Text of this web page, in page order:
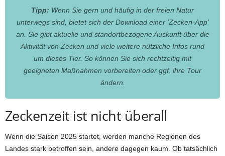
Tipp: Wenn Sie gern und häufig in der freien Natur
unterwegs sind, bietet sich der Download einer 'Zecken-App'
an. Sie gibt aktuelle und standortbezogene Auskunft über die
Aktivität von Zecken und viele weitere nützliche Infos rund
um dieses Tier. So können Sie sich rechtzeitig mit
geeigneten Maßnahmen vorbereiten oder ggf. ihre Tour
ändern.
Zeckenzeit ist nicht überall
Wenn die Saison 2025 startet, werden manche Regionen des
Landes stark betroffen sein, andere dagegen kaum. Ob tatsächlich